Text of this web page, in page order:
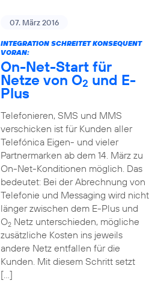
07. März 2016
INTEGRATION SCHREITET KONSEQUENT
VORAN:
On-Net-Start für
Netze von O2 und E-
Plus
Telefonieren, SMS und MMS
verschicken ist für Kunden aller
Telefónica Eigen- und vieler
Partnermarken ab dem 14. März zu
On-Net-Konditionen möglich. Das
bedeutet: Bei der Abrechnung von
Telefonie und Messaging wird nicht
länger zwischen dem E-Plus und
O2Netz unterschieden, mögliche
zusätzliche Kosten ins jeweils
andere Netz entfallen für die
Kunden. Mit diesem Schritt setzt
[…]